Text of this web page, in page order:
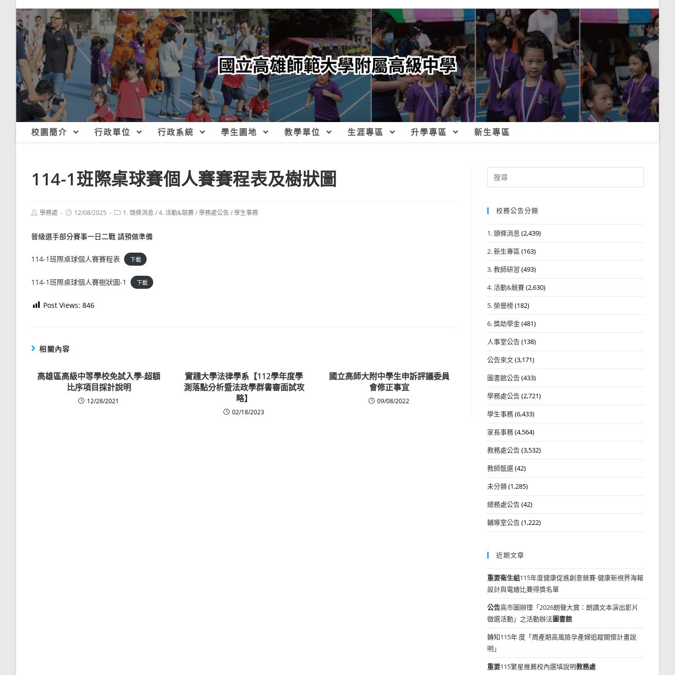
校園簡介 行政單位 行政系統 學生園地 教學單位 生涯專區 升學專區 新生專區
114-1班際桌球賽個人賽賽程表及樹狀圖
Post學務處
Post12/08/2025
Post1. 頭條消息 /4. 活動&競賽/學務處公告/學生事務
晉級選手部分賽事一日二戰 請預做準備
114-1班際桌球個人賽賽程表 下載
114-1班際桌球個人賽樹狀圖-1 下載
Post Views: 846
相關內容
高雄區高級中等學校免試入學-超額
比序項目採計說明
12/28/2021
實踐大學法律學系【112學年度學
測落點分析暨法政學群書審面試攻
略】
02/18/2023
國立高師大附中學生申訴評議委員
會修正事宜
09/08/2022
Search
for:
校務公告分類
1. 頭條消息 (2,439)
2. 新生專區 (163)
3. 教師研習 (493)
4. 活動&競賽(2,630)
5. 榮譽榜(182)
6. 獎助學金(481)
人事室公告(138)
公告來文(3,171)
圖書館公告(433)
學務處公告(2,721)
學生事務(6,433)
家長事務(4,564)
教務處公告(3,532)
教師甄選(42)
未分類(1,285)
總務處公告(42)
輔導室公告(1,222)
近期文章
重要衛生組115年度健康促進創意競賽-健康新視界海報
設計與電繪比賽得獎名單
公告高市圖辦理「2026朗聲大賞：朗讀文本演出影片
徵選活動」之活動辦法圖書館
轉知115年 度「周產期高風險孕產婦追蹤關懷計畫說
明」
重要115繁星推薦校內選填說明教務處